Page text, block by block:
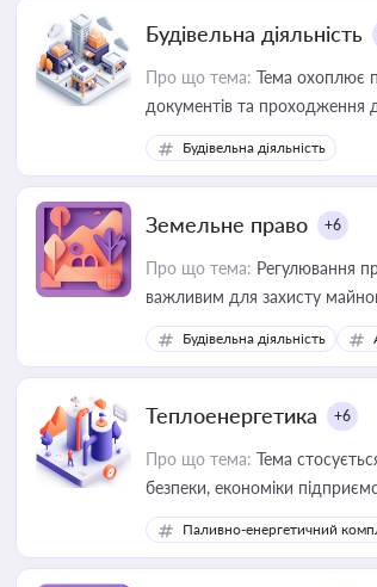
Будівельна діяльність
Про що тема: Тема охоплює
документів та
Будівельна діяльність
Земельне право +6
Про що тема: Регулювання
важливим для захисту
ресурсами
Будівельна діяльність
Теплоенергетика +6
Про що тема: Тема
безпеки, економіки
Паливно-енергетичний